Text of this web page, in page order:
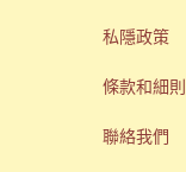
私隱政策
條款和細則
聯絡我們